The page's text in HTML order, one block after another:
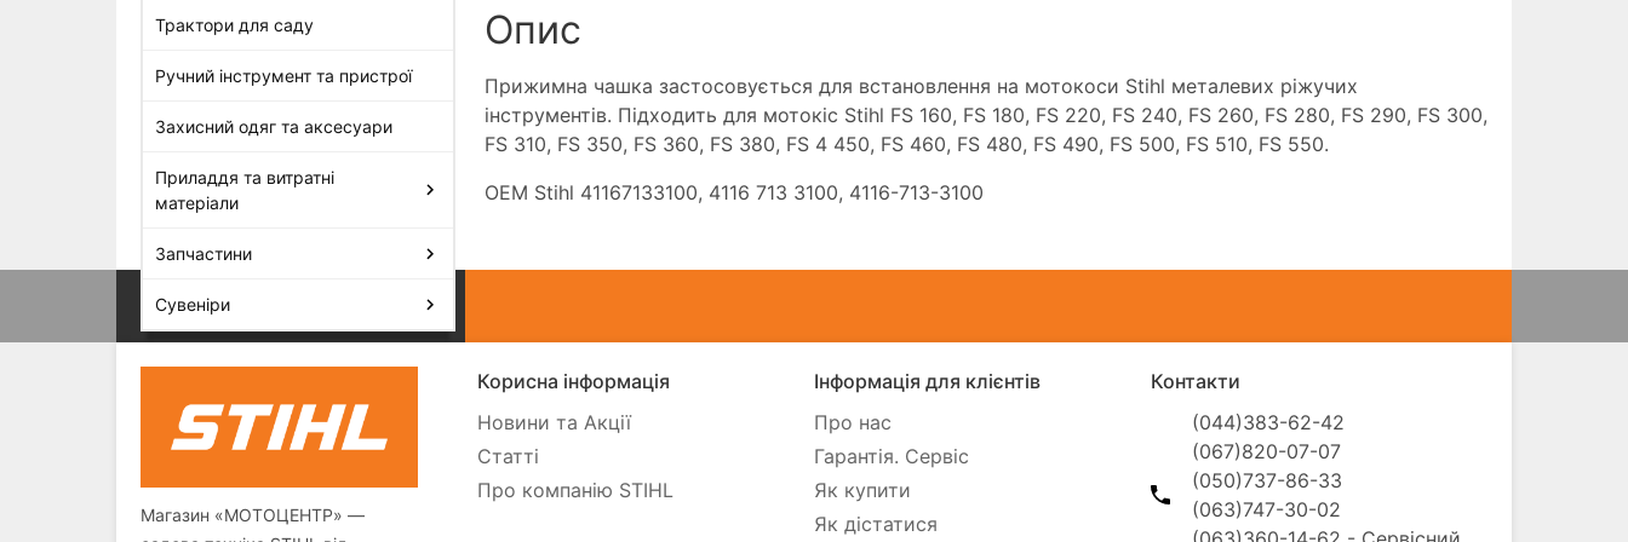
Трактори для саду
Ручний інструмент та пристрої
Захисний одяг та аксесуари
Приладдя та витратні
матеріали
Запчастини
Сувеніри
Опис
Прижимна чашка застосовується для встановлення на мотокоси Stihl металевих ріжучих
інструментів. Підходить для мотокіс Stihl FS 160, FS 180, FS 220, FS 240, FS 260, FS 280, FS 290, FS 300,
FS 310, FS 350, FS 360, FS 380, FS 4 450, FS 460, FS 480, FS 490, FS 500, FS 510, FS 550.
OEM Stihl 41167133100, 4116 713 3100, 4116-713-3100
Магазин «МОТОЦЕНТР» —
Корисна інформація
Новини та Акції
Статті
Про компанію STIHL
Інформація для клієнтів
Про нас
Гарантія. Сервіс
Як купити
Як дістатися
Контакти
(044)383-62-42
(067)820-07-07
(050)737-86-33
(063)747-30-02